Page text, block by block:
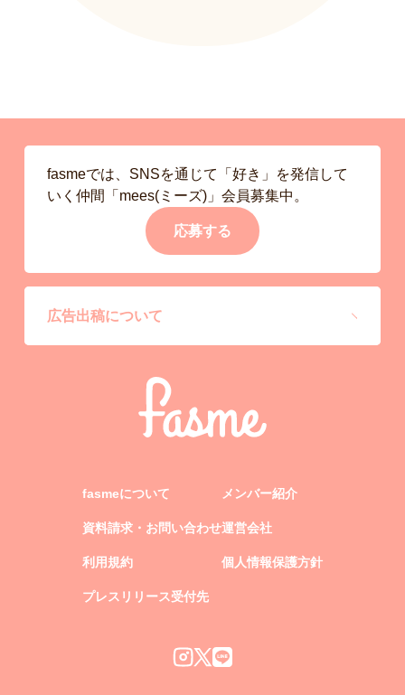
fasmeでは、SNSを通じて「好き」を発信して
いく仲間「mees(ミーズ)」会員募集中。
応募する
広告出稿について
fasmeについて
資料請求・お問い合わせ
利用規約
プレスリリース受付先
メンバー紹介
運営会社
個人情報保護方針